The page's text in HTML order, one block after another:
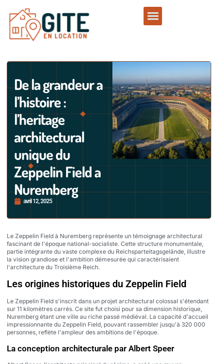
De la grandeur a
l’histoire :
l’heritage
architectural
unique du
Zeppelin Field a
Nuremberg
avril 12, 2025
Le Zeppelin Field à Nuremberg représente un témoignage architectural
fascinant de l'époque national-socialiste. Cette structure monumentale,
partie intégrante du vaste complexe du Reichsparteitagsgelände, illustre
la vision grandiose et l'ambition démesurée qui caractérisaient
l'architecture du Troisième Reich.
Les origines historiques du Zeppelin Field
Le Zeppelin Field s'inscrit dans un projet architectural colossal s'étendant
sur 11 kilomètres carrés. Ce site fut choisi pour sa dimension historique,
Nuremberg étant une ville au riche passé médiéval. La capacité d'accueil
impressionnante du Zeppelin Field, pouvant rassembler jusqu'à 320 000
personnes, reflète l'ampleur des ambitions de l'époque.
La conception architecturale par Albert Speer